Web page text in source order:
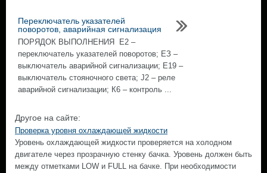
Переключатель указателей
поворотов, аварийная сигнализация
ПОРЯДОК ВЫПОЛНЕНИЯ Е2 –
переключатель указателей поворотов; ЕЗ –
выключатель аварийной сигнализации; Е19 –
выключатель стояночного света; J2 – реле
аварийной сигнализации; К6 – контроль ...
Другое на сайте:
Проверка уровня охлаждающей жидкости
Уровень охлаждающей жидкости проверяется на холодном
двигателе через прозрачную стенку бачка. Уровень должен быть
между отметками LOW и FULL на бачке. При необходимости